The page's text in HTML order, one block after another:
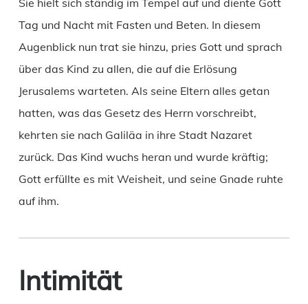
Sie hielt sich ständig im Tempel auf und diente Gott
Tag und Nacht mit Fasten und Beten. In diesem
Augenblick nun trat sie hinzu, pries Gott und sprach
über das Kind zu allen, die auf die Erlösung
Jerusalems warteten. Als seine Eltern alles getan
hatten, was das Gesetz des Herrn vorschreibt,
kehrten sie nach Galiläa in ihre Stadt Nazaret
zurück. Das Kind wuchs heran und wurde kräftig;
Gott erfüllte es mit Weisheit, und seine Gnade ruhte
auf ihm.
Intimität